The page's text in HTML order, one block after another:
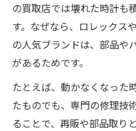
の買取店では壊れた時計も
す。なぜなら、ロレックス
の人気ブランドは、部品や
があるためです。
たとえば、動かなくなった
たものでも、専門の修理技
ることで、再販や部品取り